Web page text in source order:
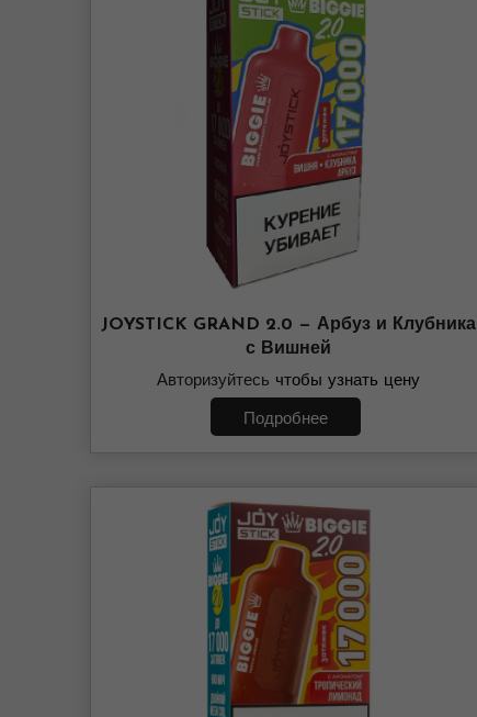
JOYSTICK GRAND 2.0 — Арбуз и Клубника
с Вишней
Авторизуйтесь чтобы узнать цену
Подробнее